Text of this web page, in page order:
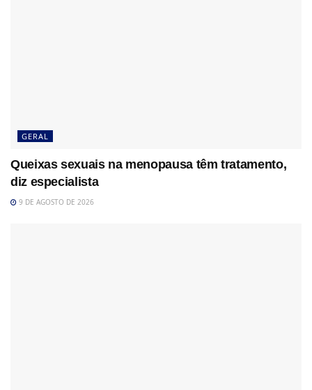
GERAL
Queixas sexuais na menopausa têm tratamento,
diz especialista
9 DE AGOSTO DE 2026